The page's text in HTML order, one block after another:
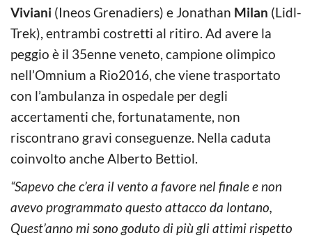
Viviani (Ineos Grenadiers) e Jonathan Milan (Lidl-
Trek), entrambi costretti al ritiro. Ad avere la
peggio è il 35enne veneto, campione olimpico
nell’Omnium a Rio2016, che viene trasportato
con l’ambulanza in ospedale per degli
accertamenti che, fortunatamente, non
riscontrano gravi conseguenze. Nella caduta
coinvolto anche Alberto Bettiol.
“Sapevo che c’era il vento a favore nel finale e non
avevo programmato questo attacco da lontano,
Quest’anno mi sono goduto di più gli attimi rispetto